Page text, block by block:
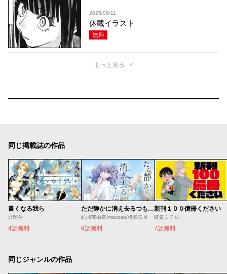
2025/09/11
休載イラスト
無料
もっと見る
同じ掲載誌の作品
書くなる我ら
北駒生
4話無料
ただ静かに消え去るつもりでした
結城芙由奈/macoso/椎名咲月
9話無料
新刊１００億冊ください
破賀ミチル
7話無料
同じジャンルの作品